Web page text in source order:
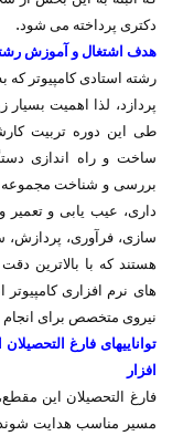
دكتری پرداخته می شود .
هدف اشتغال و آموزش رشته
رشته استادی كامپیوتر
پردازد، لذا اهمیت
طی این دوره تربیت
ساخت و راه اندازی
بررسی و شناخت مجموعه
داری، عیب یابی و تعمیر
سازی، فرآوری،
هستند كه با بالاترین
های نرم افزاری
نیروی متخصص برای
تواناییهای فارغ التحصیلان
افزار
فارغ التحصیلان این مقطع،
مسیر مناسب هدایت